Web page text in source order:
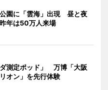
園に「雲海」出現 昼と夜
年は50万人来場
測定ポッド」 万博「大阪
オン」を先行体験